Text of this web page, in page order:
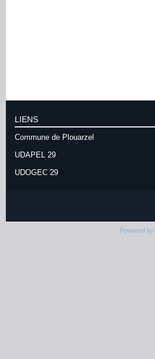
LIENS
Commune de Plouarzel
UDAPEL 29
UDOGEC 29
Powered by